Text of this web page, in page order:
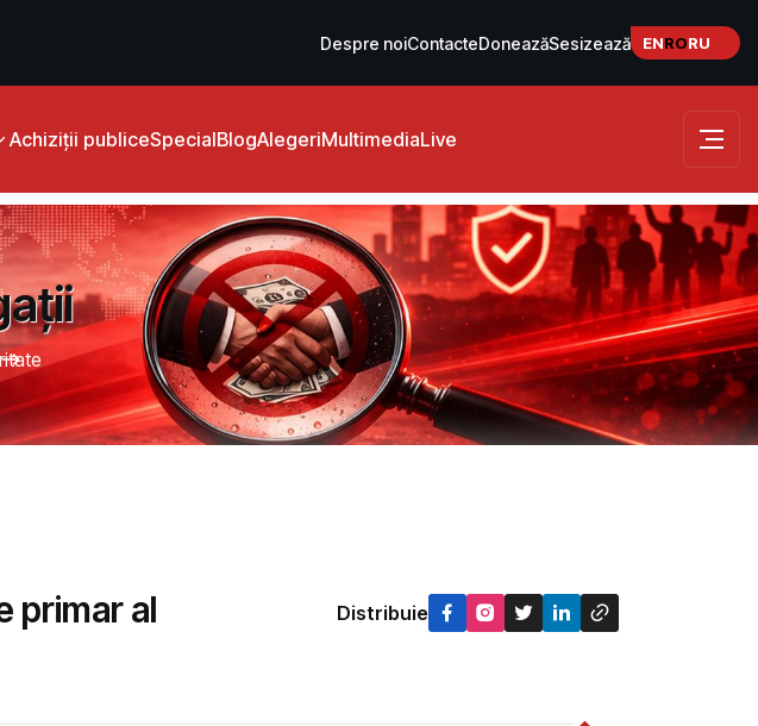
Despre noiContacteDoneazăSesizează ENRORU
Achiziții publiceSpecialBlogAlegeriMultimediaLive
primar al
Distribuie